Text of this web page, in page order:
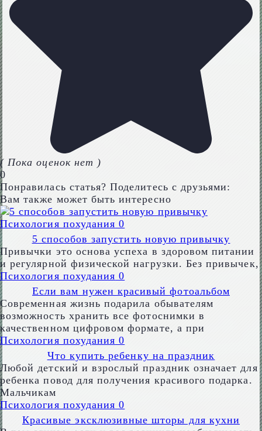
( Пока оценок нет )
0
Понравилась статья? Поделитесь с друзьями:
Вам также может быть интересно
Психология похудания 0
5 способов запустить новую привычку
Привычки это основа успеха в здоровом питании
и регулярной физической нагрузки. Без привычек,
Психология похудания 0
Если вам нужен красивый фотоальбом
Современная жизнь подарила обывателям
возможность хранить все фотоснимки в
качественном цифровом формате, а при
Психология похудания 0
Что купить ребенку на праздник
Любой детский и взрослый праздник означает для
ребенка повод для получения красивого подарка.
Мальчикам
Психология похудания 0
Красивые эксклюзивные шторы для кухни